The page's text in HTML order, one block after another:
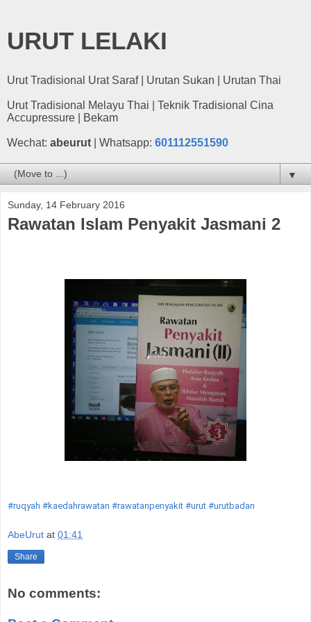
URUT LELAKI
Urut Tradisional Urat Saraf | Urutan Sukan | Urutan Thai
Urut Tradisional Melayu Thai | Teknik Tradisional Cina
Accupressure | Bekam
Wechat: abeurut | Whatsapp: 601112551590
▼
Sunday, 14 February 2016
Rawatan Islam Penyakit Jasmani 2
#ruqyah #kaedahrawatan #rawatanpenyakit #urut #urutbadan
AbeUrut at 01:41
Share
No comments: